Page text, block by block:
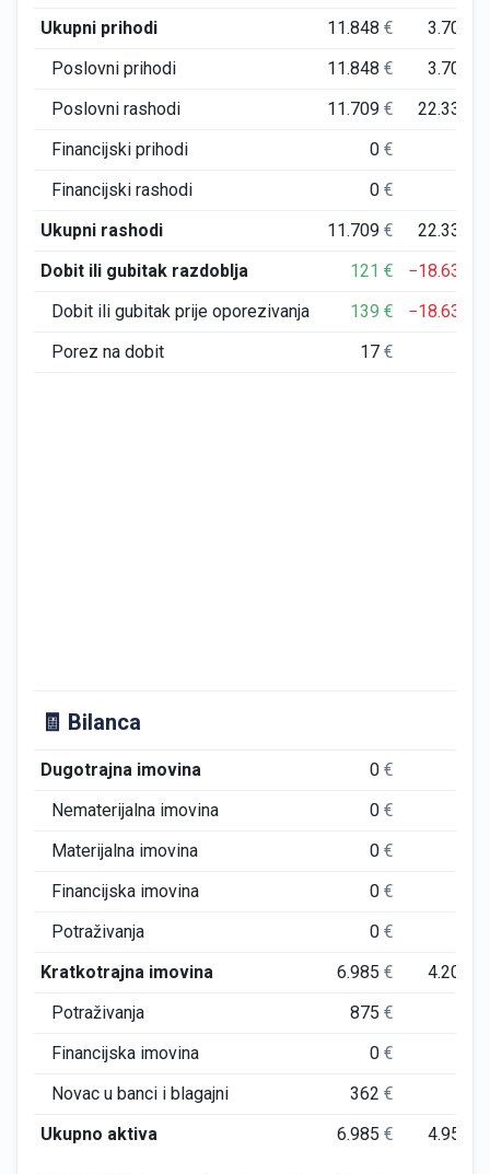
Ukupni prihodi 11.848€ 3.702
Poslovni prihodi
11.848€ 3.702
Poslovni rashodi
11.709€ 22.332
Financijski prihodi
0€
Financijski rashodi
0€
Ukupni rashodi
11.709€ 22.332
Dobit ili gubitak razdoblja
121€ −18.630
Dobit ili gubitak prije oporezivanja
139€ −18.630
Porez na dobit
17€
🧾 Bilanca
Dugotrajna imovina 0€
Nematerijalna imovina
0€
Materijalna imovina
0€
Financijska imovina
0€
Potraživanja
0€
Kratkotrajna imovina
6.985€ 4.208
Potraživanja
875€
Financijska imovina
0€
Novac u banci i blagajni
362€
Ukupno aktiva
6.985€ 4.951